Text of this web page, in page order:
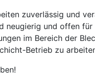
zuverlässig und
neugierig und offen für
im Bereich der
Betrieb zu